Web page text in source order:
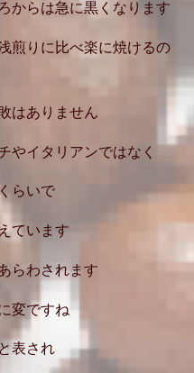
からは急に黒くなります
煎りに比べ楽に焼けるの
はありません
やイタリアンではなく
らいで
ています
らわされます
変ですね
表され